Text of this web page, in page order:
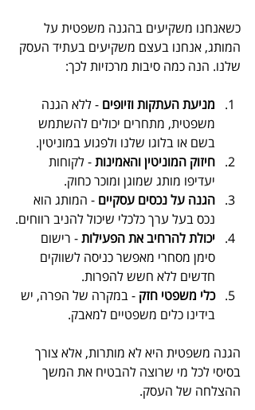
כשאנחנו משקיעים בהגנה משפטית על
המותג, אנחנו בעצם משקיעים בעתיד העסק
שלנו. הנה כמה סיבות מרכזיות לכך:
מניעת העתקות וזיופים - ללא הגנה
משפטית, מתחרים יכולים להשתמש
בשם או בלוגו שלנו ולפגוע במוניטין.
חיזוק המוניטין והאמינות - לקוחות
יעדיפו מותג שמוגן ומוכר כחוק.
הגנה על נכסים עסקיים - המותג הוא
נכס בעל ערך כלכלי שיכול להניב רווחים.
יכולת להרחיב את הפעילות - רישום
סימן מסחרי מאפשר כניסה לשווקים
חדשים ללא חשש להפרות.
כלי משפטי חזק - במקרה של הפרה, יש
בידינו כלים משפטיים למאבק.
הגנה משפטית היא לא מותרות, אלא צורך
בסיסי לכל מי שרוצה להבטיח את המשך
ההצלחה של העסק.